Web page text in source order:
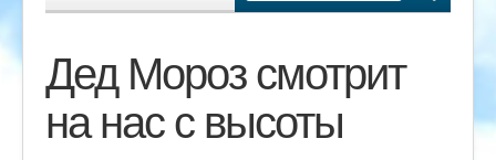
Дед Мороз смотрит
на нас с высоты